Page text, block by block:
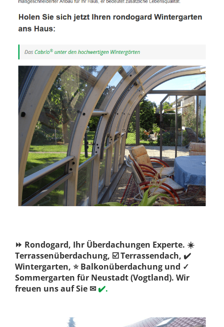
⏩ Rondogard, Ihr Überdachungen Experte. ☀️
Terrassenüberdachung, ☑️ Terrassendach, ✔️
Wintergarten, ⭐ Balkonüberdachung und ✓
Sommergarten für Neustadt (Vogtland). Wir
freuen uns auf Sie ✉✔️.